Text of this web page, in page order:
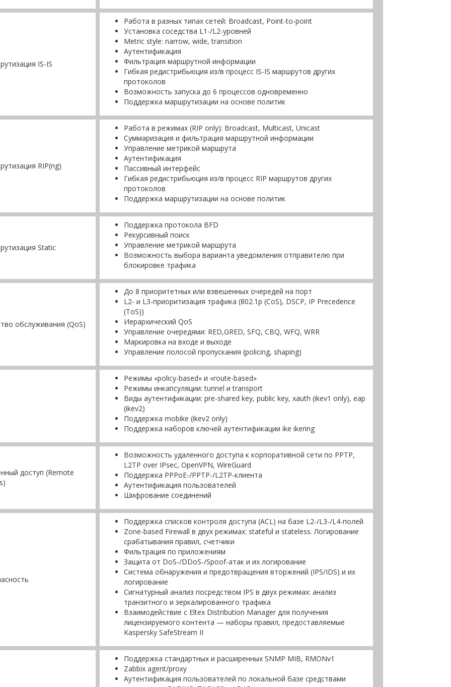
IS-IS
Работа в разных типах сетей: Broadcast, Point-to-point
Установка соседcтва L1-/L2-уровней
Мetric style: narrow, wide, transition
Аутентификация
Фильтрация маршрутной информации
Гибкая редистрибьюция из/в процесс IS-IS маршрутов других
протоколов
Возможность запуска до 6 процессов одновременно
Поддержка маршрутизации на основе политик
RIP(ng)
Работа в режимах (RIP only): Broadcast, Multicast, Unicast
Суммаризация и фильтрация маршрутной информации
Управление метрикой маршрута
Аутентификация
Пассивный интерфейс
Гибкая редистрибьюция из/в процесс RIP маршрутов других
протоколов
Поддержка маршрутизации на основе политик
Static
Поддержка протокола BFD
Рекурсивный поиск
Управление метрикой маршрута
Возможность выбора варианта уведомления отправителю при
блокировке трафика
обслуживания (QoS)
До 8 приоритетных или взвешенных очередей на порт
L2- и L3-приоритизация трафика (802.1p (CoS), DSCP, IP Precedence
(ToS))
Иерархический QоS
Управление очередями: RED,GRED, SFQ, CBQ, WFQ, WRR
Маркировка на входе и выходе
Управление полосой пропускания (policing, shaping)
Режимы «policy-based» и «route-based»
Режимы инкапсуляции: tunnel и transport
Виды аутентификации: pre-shared key, public key, xauth (ikev1 only), eap
(ikev2)
Поддержка mobike (ikev2 only)
Поддержка наборов ключей аутентификации ike ikering
доступ (Remote
Возможность удаленного доступа к корпоративной сети по PPTP,
L2TP over IPsec, OpenVPN, WireGuard
Поддержка PPPoE-/PPTP-/L2TP-клиента
Аутентификация пользователей
Шифрование соединений
Поддержка списков контроля доступа (ACL) на базе L2-/L3-/L4-полей
Zone-based Firewall в двух режимах: stateful и stateless. Логирование
срабатывания правил, счетчики
Фильтрация по приложениям
Защита от DoS-/DDoS-/Spoof-атак и их логирование
Система обнаружения и предотвращения вторжений (IPS/IDS) и их
логирование
Сигнатурный анализ посредством IPS в двух режимах: анализ
транзитного и зеркалированного трафика
Взаимодействие с Eltex Distribution Manager для получения
лицензируемого контента — наборы правил, предоставляемые
Kaspersky SafeStream II
Поддержка стандартных и расширенных SNMP MIB, RMONv1
Zabbix agent/proxy
Аутентификация пользователей по локальной базе средствами